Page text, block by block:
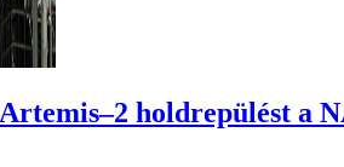
holdrepülést a